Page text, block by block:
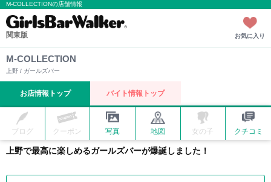
M-COLLECTIONの店舗情報
関東版 お気に入り
M-COLLECTION
上野 / ガールズバー
お店情報トップ バイト情報トップ
ブログ クーポン 写真 地図 女の子 クチコミ
上野で最高に楽しめるガールズバーが爆誕しました！